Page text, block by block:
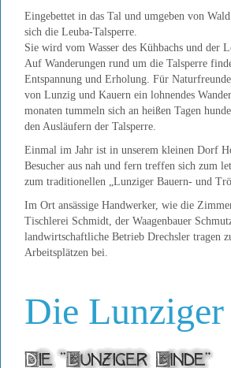
Eingebettet in das Tal und umgeben von
sich die Leuba-Talsperre.
Sie wird vom Wasser des Kühbachs und der
Auf Wanderungen rund um die Talsperre
Entspannung und Erholung. Für
von Lunzig und Kauern ein lohnendes
monaten tummeln sich an heißen Tagen
den Ausläufern der Talsperre.
Einmal im Jahr ist in unserem kleinen Dorf
Besucher aus nah und fern treffen sich zum
zum traditionellen „Lunziger Bauern- und
Im Ort ansässige Handwerker, wie die
Tischlerei Schmidt, der Waagenbauer
landwirtschaftliche Betrieb Drechsler tragen
Arbeitsplätzen bei.
Die